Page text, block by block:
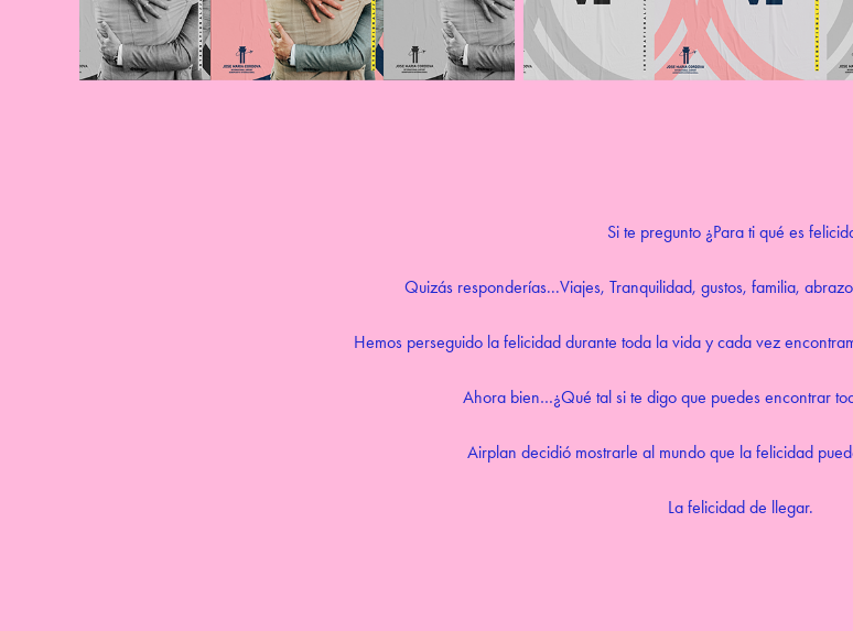
Si te pregunto ¿Para ti qué es
Quizás responderías...Viajes, Tranquilidad, gustos, familia,
Hemos perseguido la felicidad durante toda la vida y cada vez
Ahora bien…¿Qué tal si te digo que puedes encontrar
Airplan decidió mostrarle al mundo que la felicidad
La felicidad de llegar.